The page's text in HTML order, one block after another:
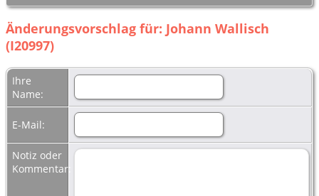
Änderungsvorschlag für: Johann Wallisch
(I20997)
Ihre
Name:
E-Mail:
Notiz oder
Kommentar: